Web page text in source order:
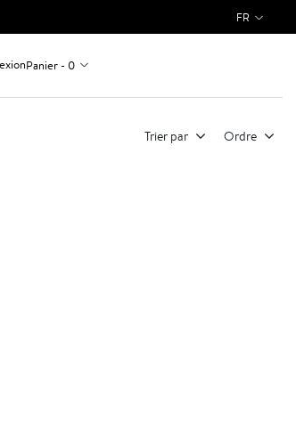
FR
Panier - 0
Trier par Ordre